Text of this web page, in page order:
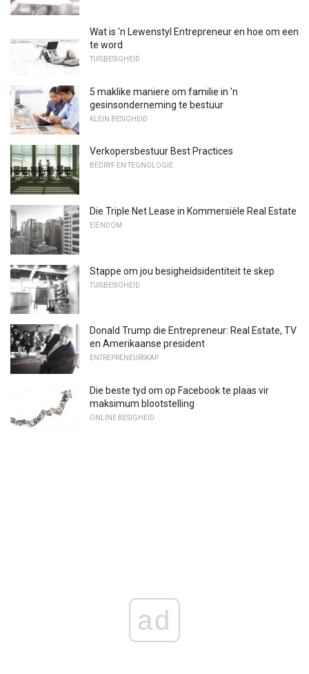
Wat is 'n Lewenstyl Entrepreneur en hoe om een
​​te word
TUISBESIGHEID
5 maklike maniere om familie in 'n
gesinsonderneming te bestuur
KLEIN BESIGHEID
Verkopersbestuur Best Practices
BEDRYF EN TEGNOLOGIE
Die Triple Net Lease in Kommersiële Real Estate
EIENDOM
Stappe om jou besigheidsidentiteit te skep
TUISBESIGHEID
Donald Trump die Entrepreneur: Real Estate, TV
en Amerikaanse president
ENTREPRENEURSKAP
Die beste tyd om op Facebook te plaas vir
maksimum blootstelling
ONLINE BESIGHEID
ad